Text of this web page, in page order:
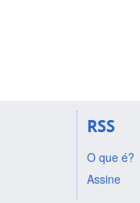
RSS
O que é?
Assine